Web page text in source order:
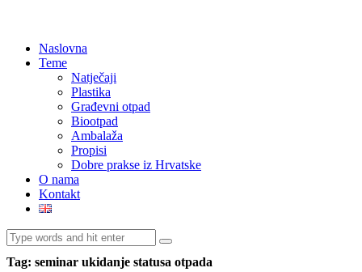
Naslovna
Teme
Natječaji
Plastika
Građevni otpad
Biootpad
Ambalaža
Propisi
Dobre prakse iz Hrvatske
O nama
Kontakt
Tag: seminar ukidanje statusa otpada